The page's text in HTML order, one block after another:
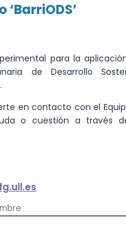
‘BarriODS’
para la
de Desarrollo
en contacto con el
o cuestión a través
.ull.es